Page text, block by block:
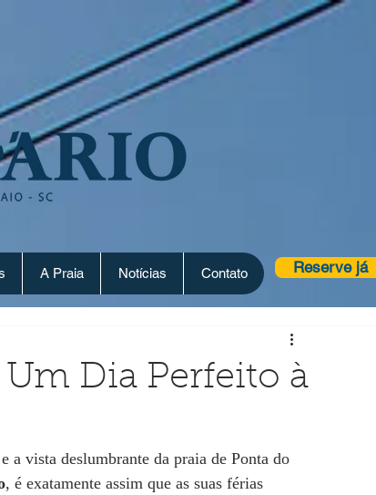
A Praia Notícias Contato Reserve já
Dia Perfeito à
a vista deslumbrante da praia de Ponta do
, é exatamente assim que as suas férias